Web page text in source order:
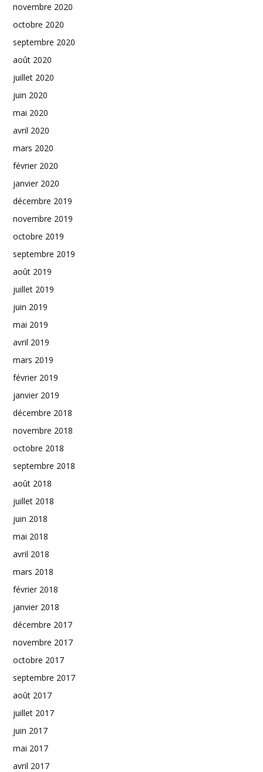
novembre 2020
octobre 2020
septembre 2020
août 2020
juillet 2020
juin 2020
mai 2020
avril 2020
mars 2020
février 2020
janvier 2020
décembre 2019
novembre 2019
octobre 2019
septembre 2019
août 2019
juillet 2019
juin 2019
mai 2019
avril 2019
mars 2019
février 2019
janvier 2019
décembre 2018
novembre 2018
octobre 2018
septembre 2018
août 2018
juillet 2018
juin 2018
mai 2018
avril 2018
mars 2018
février 2018
janvier 2018
décembre 2017
novembre 2017
octobre 2017
septembre 2017
août 2017
juillet 2017
juin 2017
mai 2017
avril 2017